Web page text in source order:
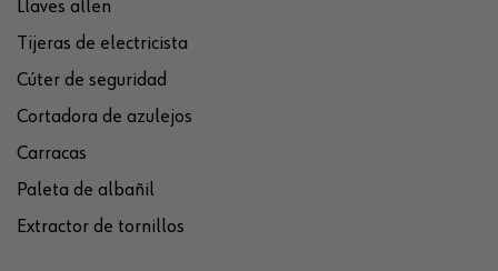
Llaves allen
Tijeras de electricista
Cúter de seguridad
Cortadora de azulejos
Carracas
Paleta de albañil
Extractor de tornillos